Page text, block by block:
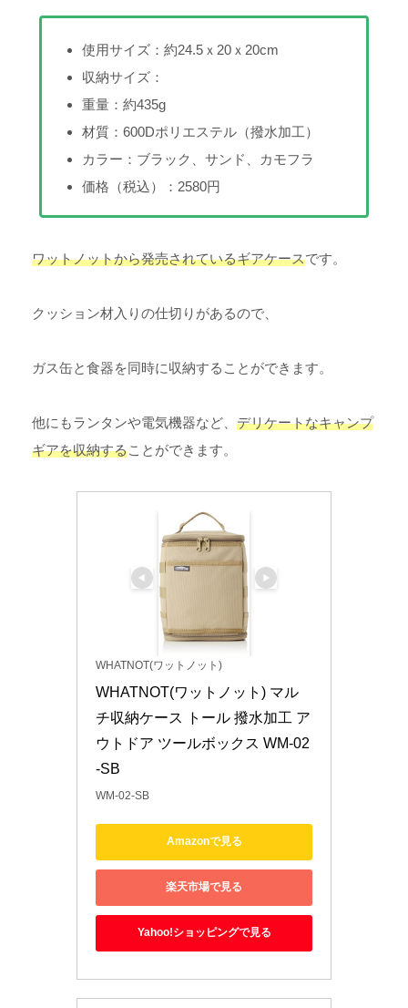
使用サイズ：約24.5ｘ20ｘ20cm
収納サイズ：
重量：約435g
材質：600Dポリエステル（撥水加工）
カラー：ブラック、サンド、カモフラ
価格（税込）：2580円
ワットノットから発売されているギアケースです。
クッション材入りの仕切りがあるので、
ガス缶と食器を同時に収納することができます。
他にもランタンや電気機器など、 デリケートなキャンプ
ギアを収納することができます。
WHATNOT(ワットノット)
WHATNOT(ワットノット) マル
チ収納ケース トール 撥水加工 ア
ウトドア ツールボックス WM-02
-SB
WM-02-SB
Amazonで見る
楽天市場で見る
Yahoo!ショッピングで見る